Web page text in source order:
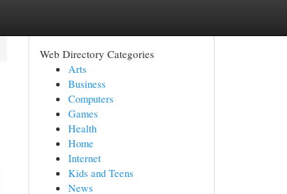
Web Directory Categories
Arts
Business
Computers
Games
Health
Home
Internet
Kids and Teens
News